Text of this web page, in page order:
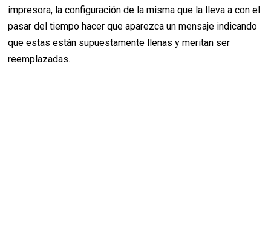
impresora, la configuración de la misma que la lleva a con el
pasar del tiempo hacer que aparezca un mensaje indicando
que estas están supuestamente llenas y meritan ser
reemplazadas.